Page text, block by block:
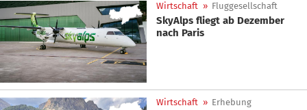
Wirtschaft » Fluggesellschaft
SkyAlps fliegt ab Dezember
nach Paris
Wirtschaft » Erhebung